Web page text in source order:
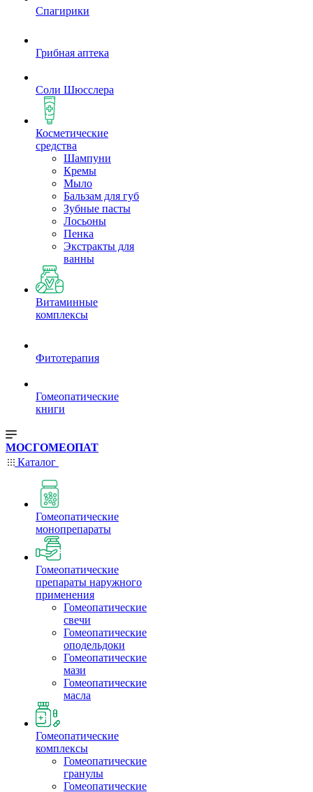
Спагирики
Грибная аптека
Соли Шюсслера
Косметические
средства
Шампуни
Кремы
Мыло
Бальзам для губ
Зубные пасты
Лосьоны
Пенка
Экстракты для
ванны
Витаминные
комплексы
Фитотерапия
Гомеопатические
книги
МОСГОМЕОПАТ
Каталог
Гомеопатические
монопрепараты
Гомеопатические
препараты наружного
применения
Гомеопатические
свечи
Гомеопатические
оподельдоки
Гомеопатические
мази
Гомеопатические
масла
Гомеопатические
комплексы
Гомеопатические
гранулы
Гомеопатические